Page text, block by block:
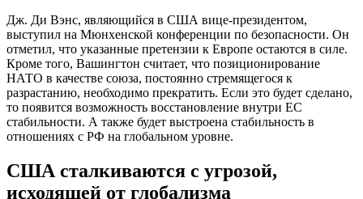
Дж. Ди Вэнс, являющийся в США вице-президентом,
выступил на Мюнхенской конференции по безопасности. Он
отметил, что указанные претензии к Европе остаются в силе.
Кроме того, Вашингтон считает, что позиционирование
НАТО в качестве союза, постоянно стремящегося к
разрастанию, необходимо прекратить. Если это будет сделано,
то появится возможность восстановление внутри ЕС
стабильности. А также будет выстроена стабильность в
отношениях с РФ на глобальном уровне.
США сталкиваются с угрозой,
исходящей от глобализма